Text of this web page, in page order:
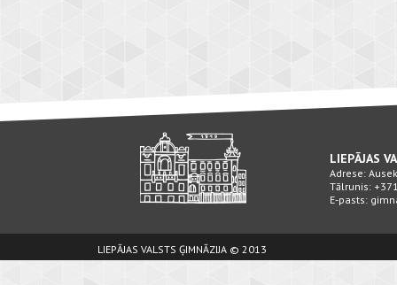
LIEPĀJAS
Adrese:
Tālrunis:
E-pasts:
LIEPĀJAS VALSTS ĢIMNĀZIJA © 2013